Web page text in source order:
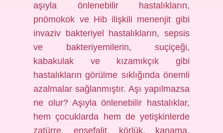
aşıyla önlenebilir hastalıkların,
pnömokok ve Hib ilişkili menenjit gibi
invaziv bakteriyel hastalıkların, sepsis
ve bakteriyemilerin, suçiçeği,
kabakulak ve kızamıkçık gibi
hastalıkların görülme sıklığında önemli
azalmalar sağlanmıştır. Aşı yapılmazsa
ne olur? Aşıyla önlenebilir hastalıklar,
hem çocuklarda hem de yetişkinlerde
zatürre, ensefalit, körlük, kanama,